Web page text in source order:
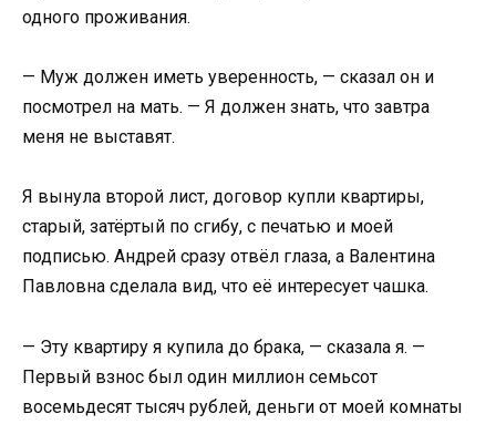
одного проживания.
— Муж должен иметь уверенность, — сказал он и
посмотрел на мать. — Я должен знать, что завтра
меня не выставят.
Я вынула второй лист, договор купли квартиры,
старый, затёртый по сгибу, с печатью и моей
подписью. Андрей сразу отвёл глаза, а Валентина
Павловна сделала вид, что её интересует чашка.
— Эту квартиру я купила до брака, — сказала я. —
Первый взнос был один миллион семьсот
восемьдесят тысяч рублей, деньги от моей комнаты